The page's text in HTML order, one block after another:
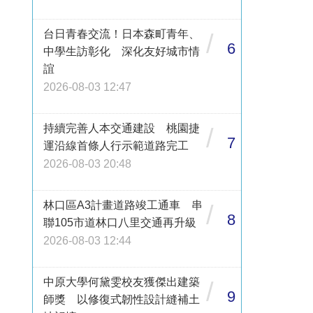
台日青春交流！日本森町青年、
中學生訪彰化 深化友好城市情
誼
2026-08-03 12:47
/ 6
持續完善人本交通建設 桃園捷
運沿線首條人行示範道路完工
2026-08-03 20:48
/ 7
林口區A3計畫道路竣工通車 串
聯105市道林口八里交通再升級
2026-08-03 12:44
/ 8
中原大學何黛雯校友獲傑出建築
師獎 以修復式韌性設計縫補土
/ 9